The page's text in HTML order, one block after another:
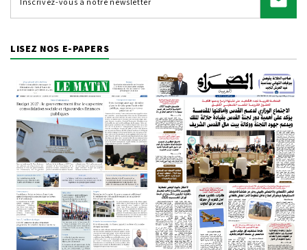
LISEZ NOS E-PAPERS